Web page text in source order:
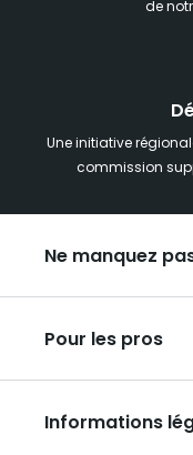
de
Une initiative
commission
Ne manquez
Week-end insolite en
Week-end spa en
Hébergements
Pour les pros
Organisez vos
Informations